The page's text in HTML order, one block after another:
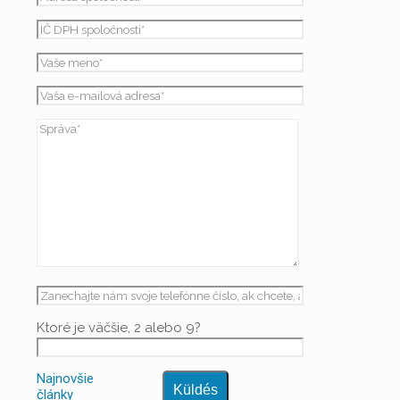
Ktoré je väčšie, 2 alebo 9?
Najnovšie
články